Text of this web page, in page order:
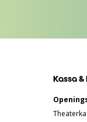
Kassa